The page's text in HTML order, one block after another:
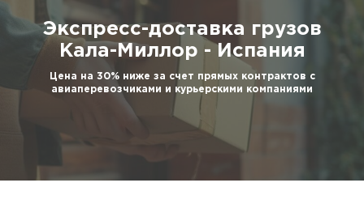
Экспресс-доставка грузов
Кала-Миллор - Испания
Цена на 30% ниже за счет прямых контрактов с
авиаперевозчиками и курьерскими компаниями